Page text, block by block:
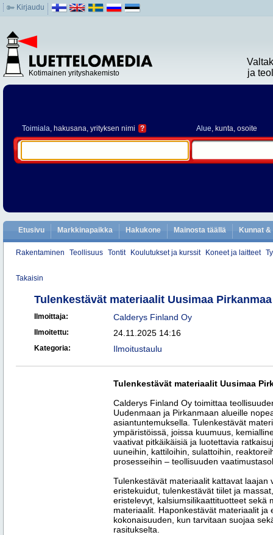
Kirjaudu
Kotimainen yrityshakemisto
ja
Toimiala, hakusana, yrityksen nimi ? Alue, kunta, osoite
Etusivu Markkinapaikka Hakukone Mainosta täällä Kunnat
Rakentaminen Teollisuus Tontit Koulutukset ja kurssit Koneet ja laitteet
Takaisin
Tulenkestävät materiaalit Uusimaa
Ilmoittaja: Calderys Finland Oy
Ilmoitettu: 24.11.2025 14:16
Kategoria: Ilmoitustaulu
Tulenkestävät materiaalit Uusimaa
Calderys Finland Oy toimittaa
Uudenmaan ja Pirkanmaan alueille
asiantuntemuksella. Tulenkestävät
ympäristöissä, joissa kuumuus,
vaativat pitkäikäisiä ja luotettavia
uuneihin, kattiloihin, sulattoihin,
prosesseihin – teollisuuden
Tulenkestävät materiaalit kattavat laajan
eristekuidut, tulenkestävät tiilet ja
eristelevyt, kalsiumsilikaattituotteet sekä
materiaalit. Haponkestävät materiaalit ja
kokonaisuuden, kun tarvitaan suojaa
rasitukselta.